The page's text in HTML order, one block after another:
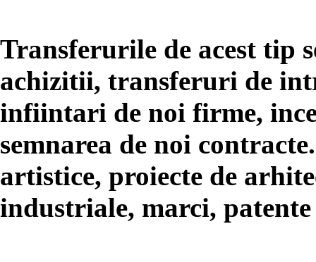
Transferurile de acest tip
achizitii, transferuri de
infiintari de noi firme,
semnarea de noi
artistice, proiecte de
industriale, marci, patente